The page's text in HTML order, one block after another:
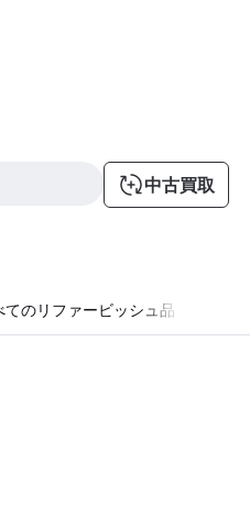
中古買取
てのリファービッシュ品